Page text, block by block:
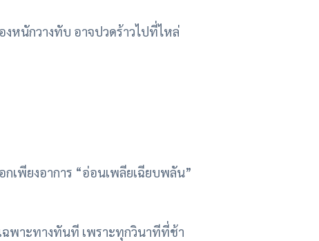
หนักวางทับ อาจปวดร้าวไปที่ไหล่
เพียงอาการ “อ่อนเพลียเฉียบพลัน”
พาะทางทันที เพราะทุกวินาทีที่ช้า